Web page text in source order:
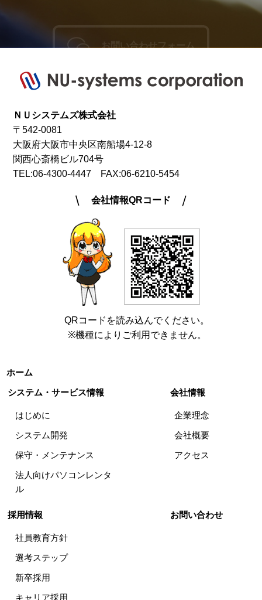
3.個人情報の管理について
ものとします。ただし、当社は、情報の漏洩、消
失、他者による改ざん等が完全に防止されることに
ついてのお客様に対する保証を一切行わないものと
します。
4.個人情報の委託について
三者に委託する場合は、当該第三者について厳正な
調査を行い、取り扱いを委託された個人情報の安全
管理が図られるよう当該第三者に対する必要かつ適
切な監督を行います。
5.個人情報の第三者への提供
当社は、個人情報保護法等の法令に定めのある場合
とします。
ただし、以下の各号に該当する場合は、この限りで
・お客様の同意がある場合
・法令により開示が認められている場合
・人の生命、身体又は財産の保護のために必要があ
・警察、検察、裁判所、消費者センター等公的機関
等により法律の定める手段によって開示を求めら
れ、当社が適切と判定した場合
6.個人情報の最新性・正確性の維持について
お問い合わせフォーム
ＮＵシステムズ株式会社
〒542-0081
大阪府大阪市中央区南船場4-12-8
関西心斎橋ビル704号
TEL:06-4300-4447
FAX:06-6210-5454
会社情報QRコード
QRコードを読み込んでください。
※機種によりご利用できません。
ホーム
システム・サービス情報
はじめに
システム開発
保守・メンテナンス
法人向けパソコンレンタ
ル
会社情報
企業理念
会社概要
アクセス
採用情報
社員教育方針
選考ステップ
新卒採用
キャリア採用
お問い合わせ